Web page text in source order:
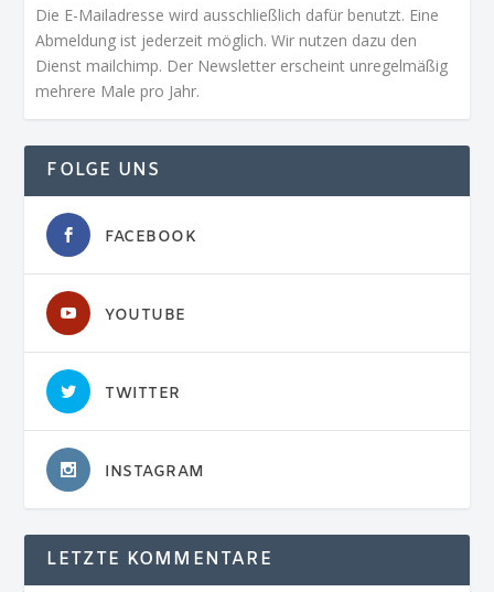
Die E-Mailadresse wird ausschließlich dafür benutzt. Eine
Abmeldung ist jederzeit möglich. Wir nutzen dazu den
Dienst mailchimp. Der Newsletter erscheint unregelmäßig
mehrere Male pro Jahr.
FOLGE UNS
FACEBOOK
YOUTUBE
TWITTER
INSTAGRAM
LETZTE KOMMENTARE